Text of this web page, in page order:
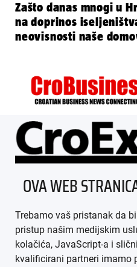
Zašto danas mnogi u
na doprinos
neovisnosti naše
OVA WEB
Trebamo vaš pristanak da
pristup našim medijskim
kolačića, JavaScript-a i
kvalificirani partneri imamo